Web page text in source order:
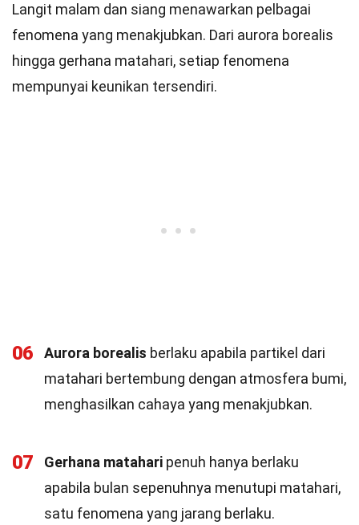
Langit malam dan siang menawarkan pelbagai
fenomena yang menakjubkan. Dari aurora borealis
hingga gerhana matahari, setiap fenomena
mempunyai keunikan tersendiri.
06 Aurora borealis berlaku apabila partikel dari
matahari bertembung dengan atmosfera bumi,
menghasilkan cahaya yang menakjubkan.
07 Gerhana matahari penuh hanya berlaku
apabila bulan sepenuhnya menutupi matahari,
satu fenomena yang jarang berlaku.